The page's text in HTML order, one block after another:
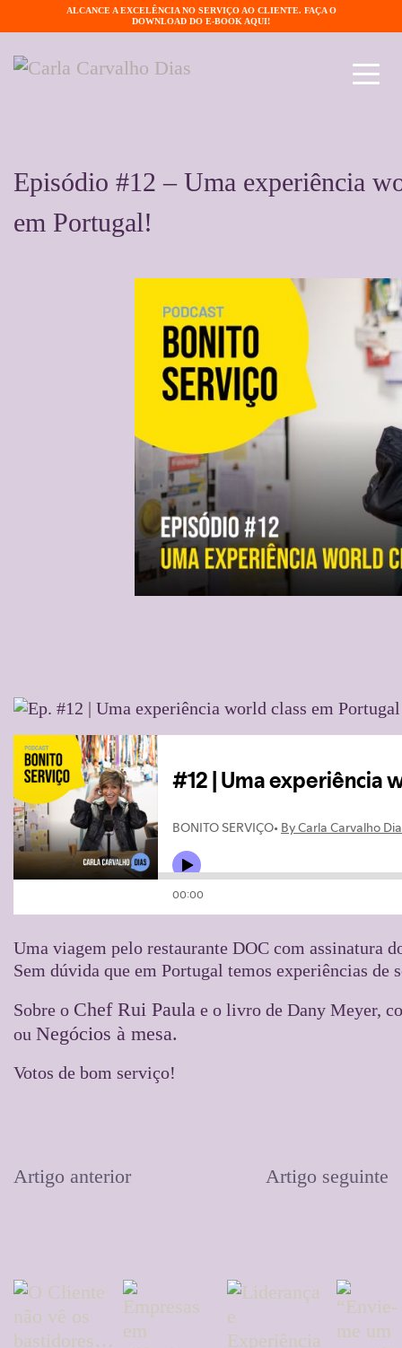
ALCANCE A EXCELÊNCIA NO SERVIÇO AO CLIENTE. FAÇA O
DOWNLOAD DO E-BOOK AQUI!
Episódio #12 – Uma experiência
em Portugal!
Uma viagem pelo restaurante DOC com assinatura
Sem dúvida que em Portugal temos experiências
Sobre o Chef Rui Paula e o livro de Dany Meyer,
ou Negócios à mesa.
Votos de bom serviço!
Artigo anterior Artigo seguinte